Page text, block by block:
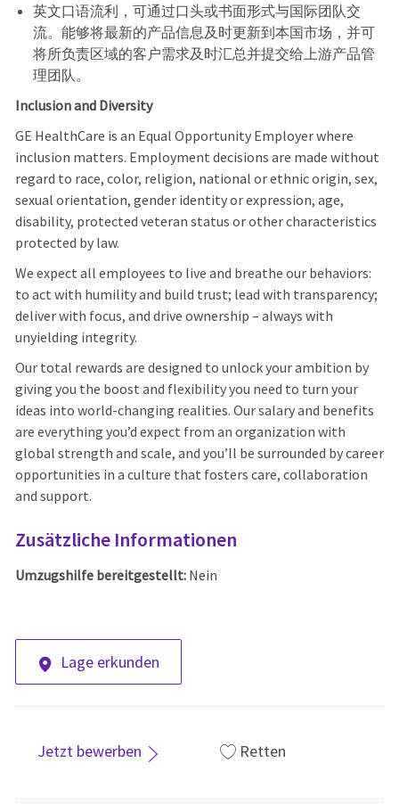
英文口语流利，可通过口头或书面形式与国际团队交
流。能够将最新的产品信息及时更新到本国市场，并可
将所负责区域的客户需求及时汇总并提交给上游产品管
理团队。
Inclusion and Diversity
GE HealthCare is an Equal Opportunity Employer where
inclusion matters. Employment decisions are made without
regard to race, color, religion, national or ethnic origin, sex,
sexual orientation, gender identity or expression, age,
disability, protected veteran status or other characteristics
protected by law.
We expect all employees to live and breathe our behaviors:
to act with humility and build trust; lead with transparency;
deliver with focus, and drive ownership – always with
unyielding integrity.
Our total rewards are designed to unlock your ambition by
giving you the boost and flexibility you need to turn your
ideas into world-changing realities. Our salary and benefits
are everything you’d expect from an organization with
global strength and scale, and you’ll be surrounded by career
opportunities in a culture that fosters care, collaboration
and support.
Zusätzliche Informationen
Umzugshilfe bereitgestellt:Nein
Lage erkunden
Jetzt bewerben Retten